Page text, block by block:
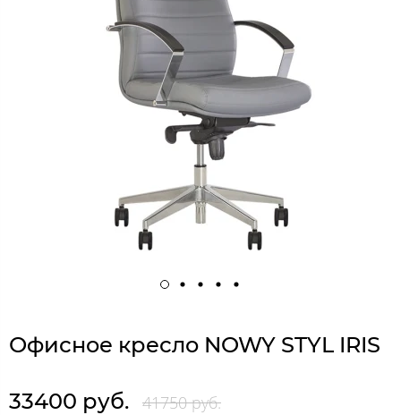
Офисное кресло NOWY STYL IRIS
33400 руб. 41750 руб.